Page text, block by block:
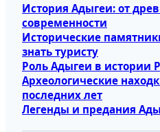
История Адыгеи: от
современности
Исторические
знать туристу
Роль Адыгеи в истории
Археологические
последних лет
Легенды и предания